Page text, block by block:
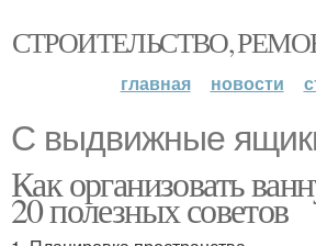
СТРОИТЕЛЬСТВО,
главная новости
С выдвижные
Как организовать
20 полезных советов